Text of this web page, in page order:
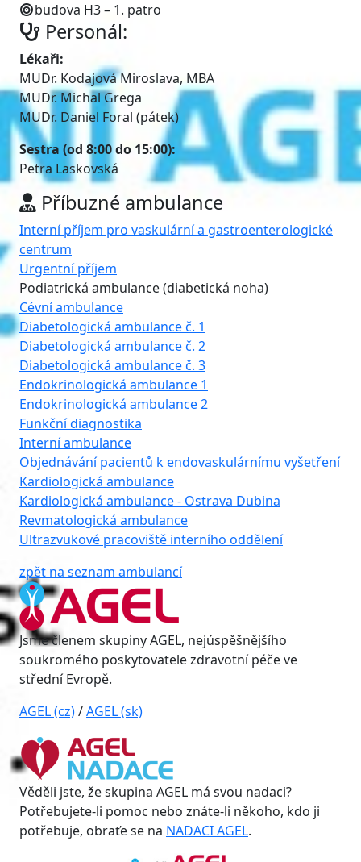
budova H3 – 1. patro
Personál:
Lékaři:
MUDr. Kodajová Miroslava, MBA
MUDr. Michal Grega
MUDr. Daniel Foral (pátek)
Sestra (od 8:00 do 15:00):
Petra Laskovská
Příbuzné ambulance
Interní příjem pro vaskulární a gastroenterologické
centrum
Urgentní příjem
Podiatrická ambulance (diabetická noha)
Cévní ambulance
Diabetologická ambulance č. 1
Diabetologická ambulance č. 2
Diabetologická ambulance č. 3
Endokrinologická ambulance 1
Endokrinologická ambulance 2
Funkční diagnostika
Interní ambulance
Objednávání pacientů k endovaskulárnímu vyšetření
Kardiologická ambulance
Kardiologická ambulance - Ostrava Dubina
Revmatologická ambulance
Ultrazvukové pracoviště interního oddělení
zpět na seznam ambulancí
Jsme členem skupiny AGEL, nejúspěšnějšího
soukromého poskytovatele zdravotní péče ve
střední Evropě.
AGEL (cz)/AGEL (sk)
Věděli jste, že skupina AGEL má svou nadaci?
Potřebujete-li pomoc nebo znáte-li někoho, kdo ji
potřebuje, obraťe se na NADACI AGEL.